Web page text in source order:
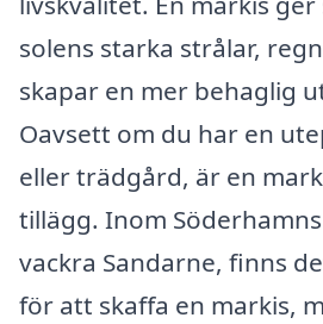
solens starka strålar,
skapar en mer behaglig
Oavsett om du har en
eller trädgård, är en
tillägg. Inom
vackra Sandarne, finns
för att skaffa en markis,